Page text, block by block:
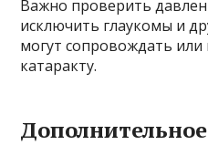
Важно проверить
исключить глаукомы и
могут сопровождать или
катаракту.